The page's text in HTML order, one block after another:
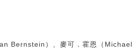
Bernstein）、麥可．霍恩（